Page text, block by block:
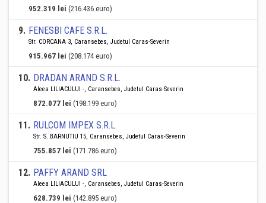
952.319 lei (216.436 euro)
9. FENESBI CAFE S.R.L.
Str. CORCANA 3, Caransebes, Judetul Caras-Severin
915.967 lei (208.174 euro)
10. DRADAN ARAND S.R.L.
Aleea LILIACULUI -, Caransebes, Judetul Caras-Severin
872.077 lei (198.199 euro)
11. RULCOM IMPEX S.R.L.
Str. S. BARNUTIU 15, Caransebes, Judetul Caras-Severin
755.857 lei (171.786 euro)
12. PAFFY ARAND SRL
Aleea LILIACULUI -, Caransebes, Judetul Caras-Severin
628.739 lei (142.895 euro)